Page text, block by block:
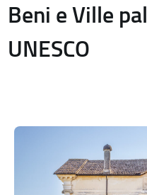
Beni e Ville
UNESCO